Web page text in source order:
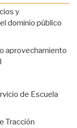
y
dominio público
aprovechamiento
de Escuela
Tracción